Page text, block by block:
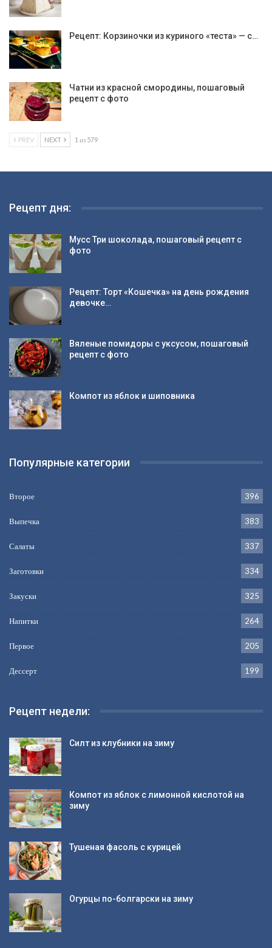
Рецепт: Корзиночки из куриного «теста» — с…
Чатни из красной смородины, пошаговый
рецепт с фото
PREV NEXT 1 из 579
Рецепт дня:
Мусс Три шоколада, пошаговый рецепт с
фото
Рецепт: Торт «Кошечка» на день рождения
девочке…
Вяленые помидоры с уксусом, пошаговый
рецепт с фото
Компот из яблок и шиповника
Популярные категории
Второе 396
Выпечка 383
Салаты 337
Заготовки 334
Закуски 325
Напитки 264
Первое 205
Дессерт 199
Рецепт недели:
Силт из клубники на зиму
Компот из яблок с лимонной кислотой на
зиму
Тушеная фасоль с курицей
Огурцы по-болгарски на зиму